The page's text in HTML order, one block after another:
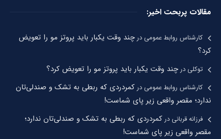
مقالات پربحت اخیر:
کارشناس روابط عمومیدرچند وقت یکبار باید پروتز مو را تعویض
کرد؟
توکلیدرچند وقت یکبار باید پروتز مو را تعویض کرد؟
کارشناس روابط عمومیدر کمردردی که ربطی به تشک و صندلی‌تان
ندارد؛ مقصر واقعی زیر پای شماست!
فرزانه قربانیدر کمردردی که ربطی به تشک و صندلی‌تان ندارد؛
مقصر واقعی زیر پای شماست!